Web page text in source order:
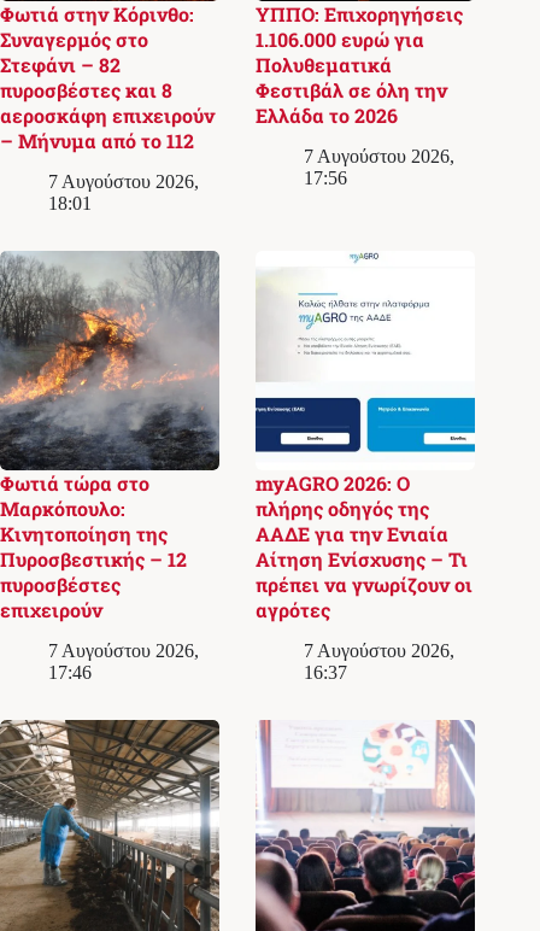
Φωτιά στην Κόρινθο:
Συναγερμός στο
Στεφάνι – 82
πυροσβέστες και 8
αεροσκάφη επιχειρούν
– Μήνυμα από το 112
7 Αυγούστου 2026,
18:01
ΥΠΠΟ: Επιχορηγήσεις
1.106.000 ευρώ για
Πολυθεματικά
Φεστιβάλ σε όλη την
Ελλάδα το 2026
7 Αυγούστου 2026,
17:56
Φωτιά τώρα στο
Μαρκόπουλο:
Κινητοποίηση της
Πυροσβεστικής – 12
πυροσβέστες
επιχειρούν
7 Αυγούστου 2026,
17:46
myAGRO 2026: Ο
πλήρης οδηγός της
ΑΑΔΕ για την Ενιαία
Αίτηση Ενίσχυσης – Τι
πρέπει να γνωρίζουν οι
αγρότες
7 Αυγούστου 2026,
16:37